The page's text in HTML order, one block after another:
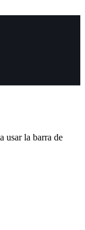
usar la barra de